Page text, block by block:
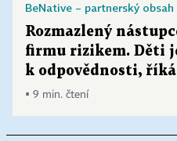
BeNative – partnerský obsah
Rozmazlený
firmu rizikem. Děti
k odpovědnosti,
▪ 9 min. čtení